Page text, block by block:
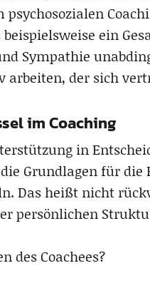
ein
Sympathie
der sich
im Coaching
in
Grundlagen für
Das heißt nicht
persönlichen
des Coachees?